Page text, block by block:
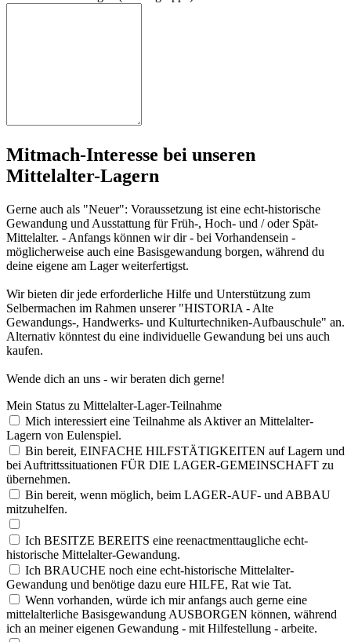
Mitmach-Interesse bei unseren
Mittelalter-Lagern
Gerne auch als "Neuer": Voraussetzung ist eine echt-historische
Gewandung und Ausstattung für Früh-, Hoch- und / oder Spät-
Mittelalter. - Anfangs können wir dir - bei Vorhandensein -
möglicherweise auch eine Basisgewandung borgen, während du
deine eigene am Lager weiterfertigst.
Wir bieten dir jede erforderliche Hilfe und Unterstützung zum
Selbermachen im Rahmen unserer "HISTORIA - Alte
Gewandungs-, Handwerks- und Kulturtechniken-Aufbauschule" an.
Alternativ könntest du eine individuelle Gewandung bei uns auch
kaufen.
Wende dich an uns - wir beraten dich gerne!
Mein Status zu Mittelalter-Lager-Teilnahme
Mich interessiert eine Teilnahme als Aktiver an Mittelalter-
Lagern von Eulenspiel.
Bin bereit, EINFACHE HILFSTÄTIGKEITEN auf Lagern und
bei Auftrittssituationen FÜR DIE LAGER-GEMEINSCHAFT zu
übernehmen.
Bin bereit, wenn möglich, beim LAGER-AUF- und ABBAU
mitzuhelfen.
Ich BESITZE BEREITS eine reenactmenttaugliche echt-
historische Mittelalter-Gewandung.
Ich BRAUCHE noch eine echt-historische Mittelalter-
Gewandung und benötige dazu eure HILFE, Rat wie Tat.
Wenn vorhanden, würde ich mir anfangs auch gerne eine
mittelalterliche Basisgewandung AUSBORGEN können, während
ich an meiner eigenen Gewandung - mit Hilfestellung - arbeite.